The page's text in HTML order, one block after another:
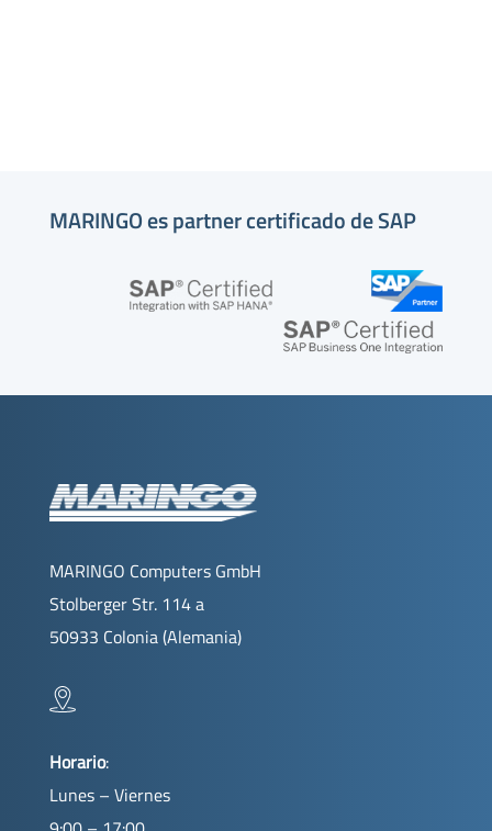
MARINGO es partner certificado de SAP
MARINGO Computers GmbH
Stolberger Str. 114 a
50933 Colonia (Alemania)
Horario:
Lunes – Viernes